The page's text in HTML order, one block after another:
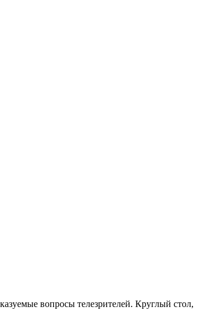
вопросы телезрителей. Круглый стол,